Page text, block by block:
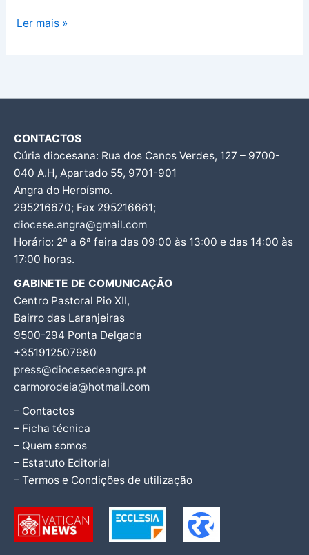
Ler mais »
CONTACTOS
Cúria diocesana: Rua dos Canos Verdes, 127 – 9700-
040 A.H, Apartado 55, 9701-901
Angra do Heroísmo.
295216670; Fax 295216661;
diocese.angra@gmail.com
Horário: 2ª a 6ª feira das 09:00 às 13:00 e das 14:00 às
17:00 horas.
GABINETE DE COMUNICAÇÃO
Centro Pastoral Pio XII,
Bairro das Laranjeiras
9500-294 Ponta Delgada
+351912507980
press@diocesedeangra.pt
carmorodeia@hotmail.com
– Contactos
– Ficha técnica
– Quem somos
– Estatuto Editorial
– Termos e Condições de utilização